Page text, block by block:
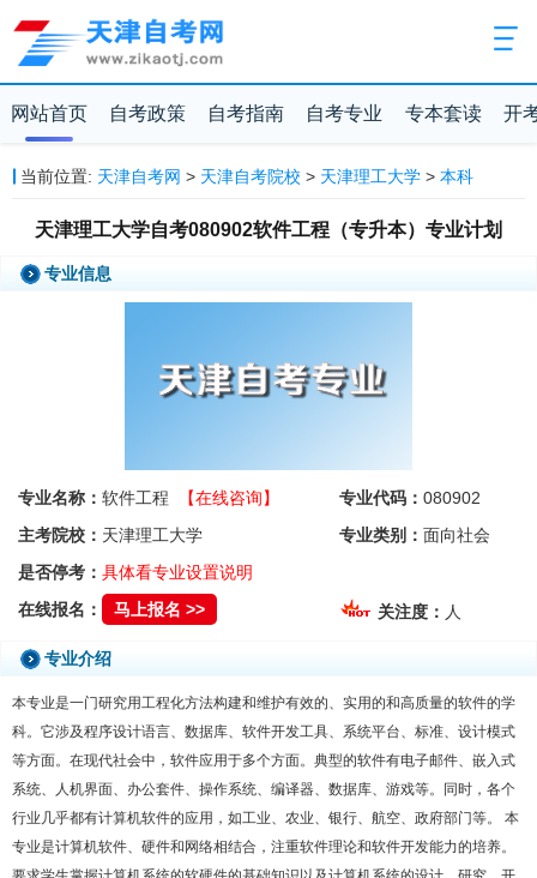
网站首页 自考政策 自考指南 自考专业 专本套读 开
当前位置: 天津自考网 > 天津自考院校 > 天津理工大学> 本科
天津理工大学自考080902软件工程（专升本）专业计划
专业信息
专业名称：软件工程 【在线咨询】 专业代码：080902
主考院校： 天津理工大学 专业类别：面向社会
是否停考：具体看专业设置说明
在线报名：
马上报名 >> 关注度： 人
专业介绍
本专业是一门研究用工程化方法构建和维护有效的、实用的和高质量的软件的学
科。它涉及程序设计语言、数据库、软件开发工具、系统平台、标准、设计模式
等方面。在现代社会中，软件应用于多个方面。典型的软件有电子邮件、嵌入式
系统、人机界面、办公套件、操作系统、编译器、数据库、游戏等。同时，各个
行业几乎都有计算机软件的应用，如工业、农业、银行、航空、政府部门等。 本
专业是计算机软件、硬件和网络相结合，注重软件理论和软件开发能力的培养。